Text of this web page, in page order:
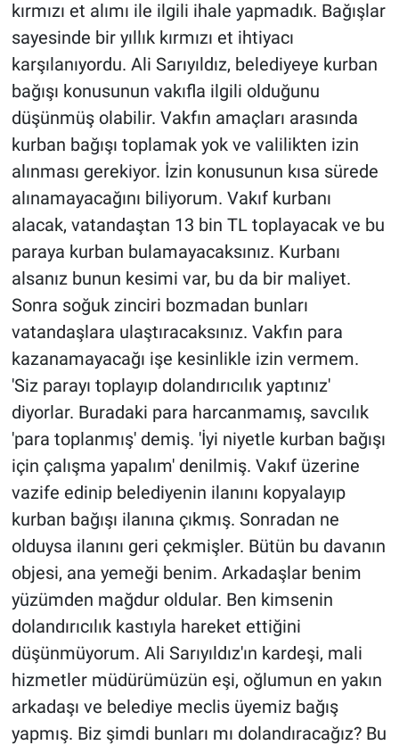
kırmızı et alımı ile ilgili ihale yapmadık. Bağışlar
sayesinde bir yıllık kırmızı et ihtiyacı
karşılanıyordu. Ali Sarıyıldız, belediyeye kurban
bağışı konusunun vakıfla ilgili olduğunu
düşünmüş olabilir. Vakfın amaçları arasında
kurban bağışı toplamak yok ve valilikten izin
alınması gerekiyor. İzin konusunun kısa sürede
alınamayacağını biliyorum. Vakıf kurbanı
alacak, vatandaştan 13 bin TL toplayacak ve bu
paraya kurban bulamayacaksınız. Kurbanı
alsanız bunun kesimi var, bu da bir maliyet.
Sonra soğuk zinciri bozmadan bunları
vatandaşlara ulaştıracaksınız. Vakfın para
kazanamayacağı işe kesinlikle izin vermem.
'Siz parayı toplayıp dolandırıcılık yaptınız'
diyorlar. Buradaki para harcanmamış, savcılık
'para toplanmış' demiş. 'İyi niyetle kurban bağışı
için çalışma yapalım' denilmiş. Vakıf üzerine
vazife edinip belediyenin ilanını kopyalayıp
kurban bağışı ilanına çıkmış. Sonradan ne
olduysa ilanını geri çekmişler. Bütün bu davanın
objesi, ana yemeği benim. Arkadaşlar benim
yüzümden mağdur oldular. Ben kimsenin
dolandırıcılık kastıyla hareket ettiğini
düşünmüyorum. Ali Sarıyıldız'ın kardeşi, mali
hizmetler müdürümüzün eşi, oğlumun en yakın
arkadaşı ve belediye meclis üyemiz bağış
yapmış. Biz şimdi bunları mı dolandıracağız? Bu